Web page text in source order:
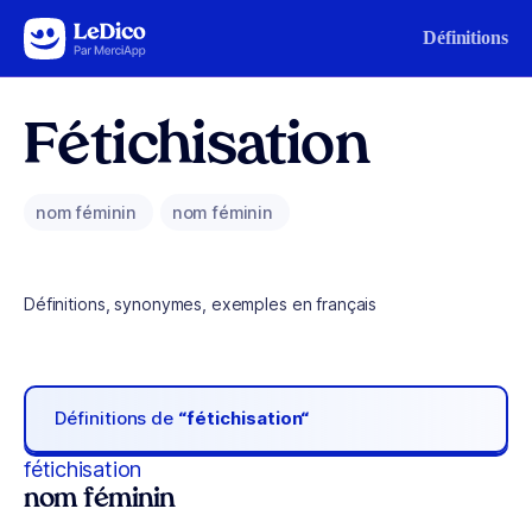
Aller au contenu Définitions
Fétichisation
nom féminin nom féminin
Définitions, synonymes, exemples en français
Définitions de “fétichisation“
fétichisation
nom féminin